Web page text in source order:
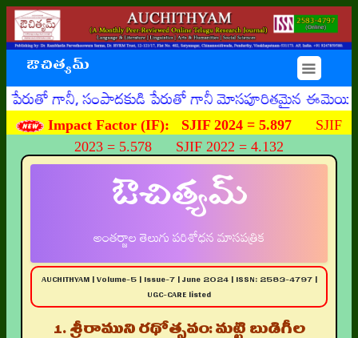
ఔచిత్యమ్ ☰
పేరుతో గానీ మోసపూరితమైన ఈమెయిళ్ళు, ఊహించని
Impact Factor (IF): SJIF 2024 = 5.897 SJIF
2023 = 5.578 SJIF 2022 = 4.132
ఔచిత్యమ్
అంతర్జాల తెలుగు పరిశోధన మాసపత్రిక
AUCHITHYAM | Volume-5 | Issue-7 | June 2024 | ISSN: 2583-4797 |
UGC-CARE listed
1. శ్రీరాముని రథోత్సవం: మట్టి బుడిగీల